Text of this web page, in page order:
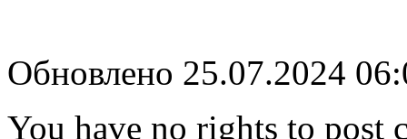
Обновлено 25.07.2024
You have no rights to post